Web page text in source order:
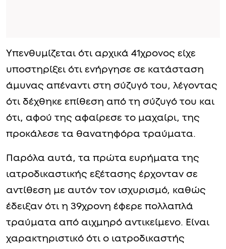
Υπενθυμίζεται ότι αρχικά 41χρονος είχε
υποστηρίξει ότι ενήργησε σε κατάσταση
άμυνας απέναντι στη σύζυγό του, λέγοντας
ότι δέχθηκε επίθεση από τη σύζυγό του και
ότι, αφού της αφαίρεσε το μαχαίρι, της
προκάλεσε τα θανατηφόρα τραύματα.
Παρόλα αυτά, τα πρώτα ευρήματα της
ιατροδικαστικής εξέτασης έρχονταν σε
αντίθεση με αυτόν τον ισχυρισμό, καθώς
έδειξαν ότι η 39χρονη έφερε πολλαπλά
τραύματα από αιχμηρό αντικείμενο. Είναι
χαρακτηριστικό ότι ο ιατροδικαστής